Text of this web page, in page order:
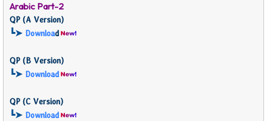
Arabic Part-2
QP (A Version)
┗➤ Download
QP (B Version)
┗➤ Download
QP (C Version)
┗➤ Download